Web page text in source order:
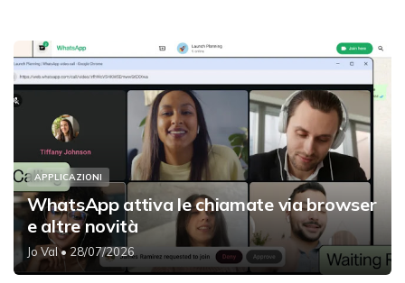
APPLICAZIONI
WhatsApp attiva le chiamate via browser
e altre novità
Jo Val• 28/07/2026